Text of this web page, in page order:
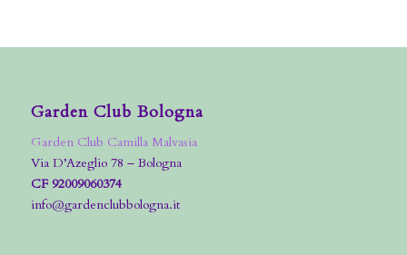
Garden Club Bologna
Garden Club Camilla Malvasia
Via D’Azeglio 78 – Bologna
CF 92009060374
info@gardenclubbologna.it